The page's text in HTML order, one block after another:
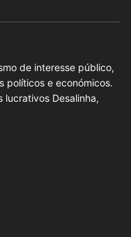
de interesse público,
políticos e económicos.
lucrativos Desalinha,